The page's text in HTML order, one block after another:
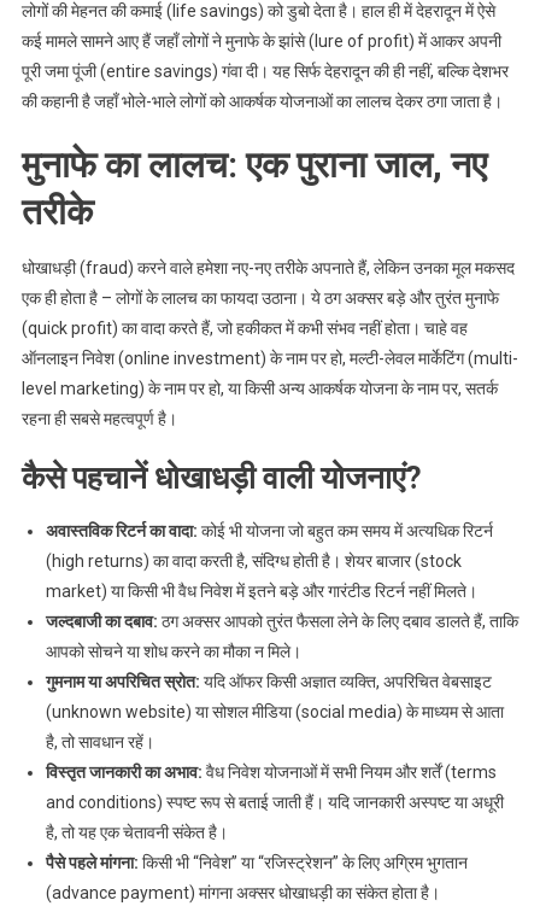
लोगों की मेहनत की कमाई (life savings) को डुबो देता है। हाल ही में देहरादून में ऐसे
कई मामले सामने आए हैं जहाँ लोगों ने मुनाफे के झांसे (lure of profit) में आकर अपनी
पूरी जमा पूंजी (entire savings) गंवा दी। यह सिर्फ देहरादून की ही नहीं, बल्कि देशभर
की कहानी है जहाँ भोले-भाले लोगों को आकर्षक योजनाओं का लालच देकर ठगा जाता है।
मुनाफे का लालच: एक पुराना जाल, नए
तरीके
धोखाधड़ी (fraud) करने वाले हमेशा नए-नए तरीके अपनाते हैं, लेकिन उनका मूल मकसद
एक ही होता है – लोगों के लालच का फायदा उठाना। ये ठग अक्सर बड़े और तुरंत मुनाफे
(quick profit) का वादा करते हैं, जो हकीकत में कभी संभव नहीं होता। चाहे वह
ऑनलाइन निवेश (online investment) के नाम पर हो, मल्टी-लेवल मार्केटिंग (multi-
level marketing) के नाम पर हो, या किसी अन्य आकर्षक योजना के नाम पर, सतर्क
रहना ही सबसे महत्वपूर्ण है।
कैसे पहचानें धोखाधड़ी वाली योजनाएं?
अवास्तविक रिटर्न का वादा: कोई भी योजना जो बहुत कम समय में अत्यधिक रिटर्न
(high returns) का वादा करती है, संदिग्ध होती है। शेयर बाजार (stock
market) या किसी भी वैध निवेश में इतने बड़े और गारंटीड रिटर्न नहीं मिलते।
जल्दबाजी का दबाव: ठग अक्सर आपको तुरंत फैसला लेने के लिए दबाव डालते हैं, ताकि
आपको सोचने या शोध करने का मौका न मिले।
गुमनाम या अपरिचित स्रोत: यदि ऑफर किसी अज्ञात व्यक्ति, अपरिचित वेबसाइट
(unknown website) या सोशल मीडिया (social media) के माध्यम से आता
है, तो सावधान रहें।
विस्तृत जानकारी का अभाव: वैध निवेश योजनाओं में सभी नियम और शर्तें (terms
and conditions) स्पष्ट रूप से बताई जाती हैं। यदि जानकारी अस्पष्ट या अधूरी
है, तो यह एक चेतावनी संकेत है।
पैसे पहले मांगना: किसी भी “निवेश” या “रजिस्ट्रेशन” के लिए अग्रिम भुगतान
(advance payment) मांगना अक्सर धोखाधड़ी का संकेत होता है।